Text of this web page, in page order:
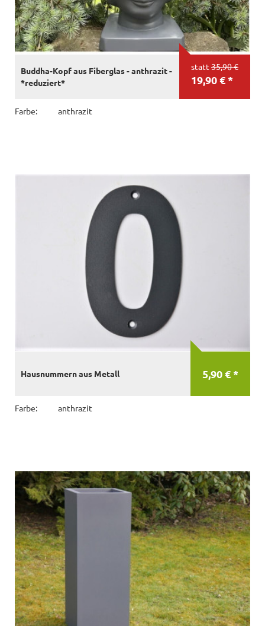
statt 35,90 €
19,90 € *
Buddha-Kopf aus Fiberglas - anthrazit -
*reduziert*
Farbe: anthrazit
5,90 € *
Hausnummern aus Metall
Farbe: anthrazit